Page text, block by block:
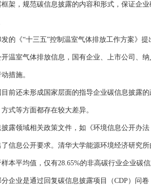
架，规范碳信息披露的内容和形式，保证企
发的《“十三五”控制温室气体排放工作方案》
温室气体排放信息，国有企业、上市公司、
措施。
前还未形成国家层面的指导企业碳信息披露
式等方面都存在较大差异。
露领域相关政策文件，如《环境信息公开办
信息公开要求。清华大学能源环境经济研究
本平均值，仅有28.65%的非高碳行业企业碳
企业是通过回复碳信息披露项目（CDP）问